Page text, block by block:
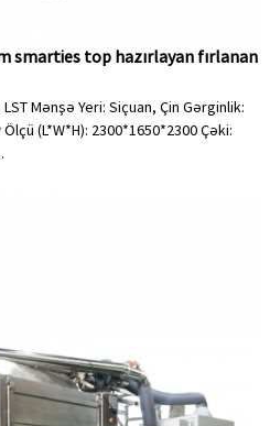
smarties top hazırlayan fırlanan
Mənşə Yeri: Siçuan, Çin Gərginlik:
(L*W*H): 2300*1650*2300 Çəki: